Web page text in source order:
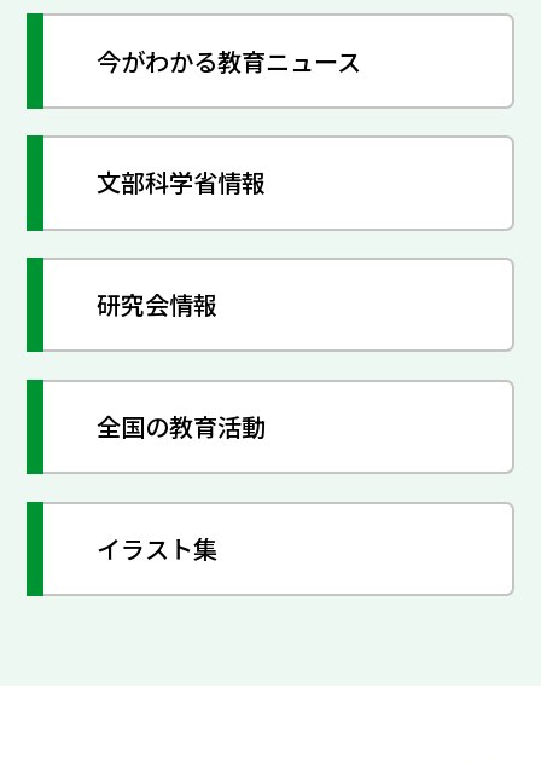
今がわかる教育ニュース
文部科学省情報
研究会情報
全国の教育活動
イラスト集